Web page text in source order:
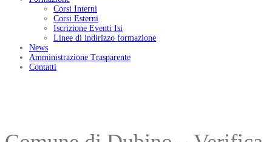
Corsi Interni
Corsi Esterni
Iscrizione Eventi Isi
Linee di indirizzo formazione
News
Amministrazione Trasparente
Contatti